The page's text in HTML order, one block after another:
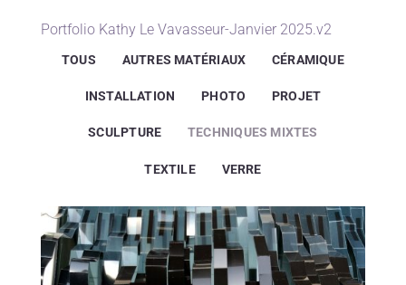
Portfolio Kathy Le Vavasseur-Janvier 2025.v2
TOUS AUTRES MATÉRIAUX CÉRAMIQUE
INSTALLATION PHOTO PROJET
SCULPTURE TECHNIQUES MIXTES
TEXTILE VERRE